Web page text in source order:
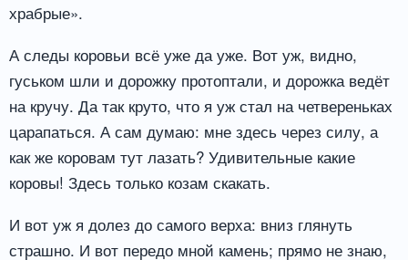
храбрые».
А следы коровьи всё уже да уже. Вот уж, видно,
гуськом шли и дорожку протоптали, и дорожка ведёт
на кручу. Да так круто, что я уж стал на четвереньках
царапаться. А сам думаю: мне здесь через силу, а
как же коровам тут лазать? Удивительные какие
коровы! Здесь только козам скакать.
И вот уж я долез до самого верха: вниз глянуть
страшно. И вот передо мной камень; прямо не знаю,